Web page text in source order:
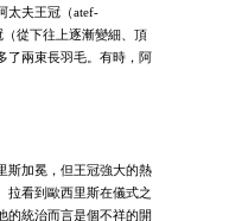
太夫王冠（atef-
從下往上逐漸變細、頂
了兩束長羽毛。有時，阿
斯加冕，但王冠強大的熱
拉看到歐西里斯在儀式之
的統治而言是個不祥的開